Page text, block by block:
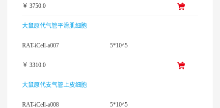
￥ 3750.0
大鼠原代气管平滑肌细胞
RAT-iCell-a007 5*10^5
￥ 3310.0
大鼠原代支气管上皮细胞
RAT-iCell-a008 5*10^5